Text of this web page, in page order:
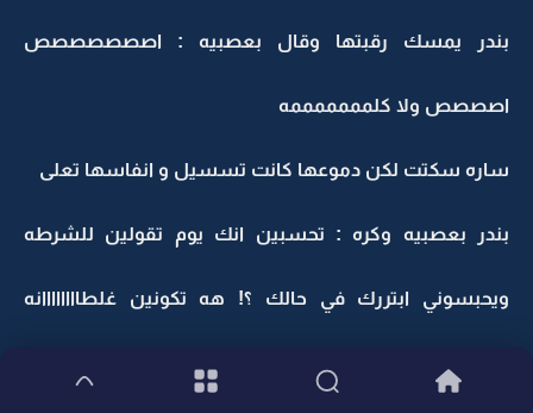
بندر يمسك رقبتها وقال بعصبيه : اصصصصصصص
اصصصص ولا كلمممممممه
ساره سكتت لكن دموعها كانت تسسيل و انفاسها تعلى
بندر بعصبيه وكره : تحسبين انك يوم تقولين للشرطه
ويحبسوني ابتررك في حالك ؟! هه تكونين غلطاااااااانه